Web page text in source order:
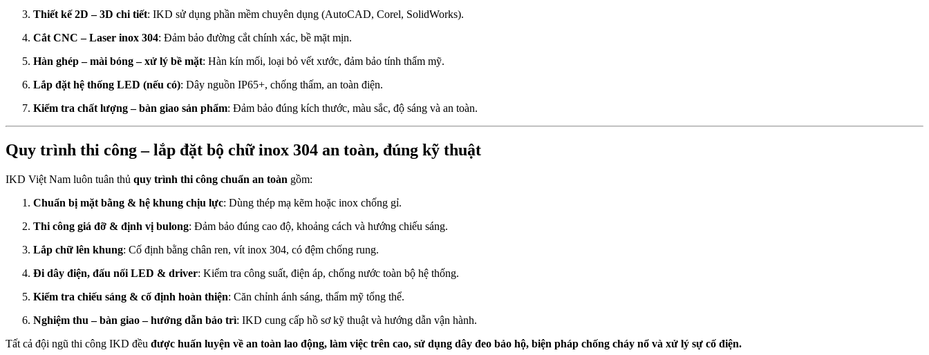
Thiết kế 2D – 3D chi tiết: IKD sử dụng phần mềm chuyên dụng (AutoCAD, Corel, SolidWorks).
Cắt CNC – Laser inox 304: Đảm bảo đường cắt chính xác, bề mặt mịn.
Hàn ghép – mài bóng – xử lý bề mặt: Hàn kín mối, loại bỏ vết xước, đảm bảo tính thẩm mỹ.
Lắp đặt hệ thống LED (nếu có): Dây nguồn IP65+, chống thấm, an toàn điện.
Kiểm tra chất lượng – bàn giao sản phẩm: Đảm bảo đúng kích thước, màu sắc, độ sáng và an toàn.
Quy trình thi công – lắp đặt bộ chữ inox 304 an toàn, đúng kỹ thuật
IKD Việt Nam luôn tuân thủ quy trình thi công chuẩn an toàn gồm:
Chuẩn bị mặt bằng & hệ khung chịu lực: Dùng thép mạ kẽm hoặc inox chống gỉ.
Thi công giá đỡ & định vị bulong: Đảm bảo đúng cao độ, khoảng cách và hướng chiếu sáng.
Lắp chữ lên khung: Cố định bằng chân ren, vít inox 304, có đệm chống rung.
Đi dây điện, đấu nối LED & driver: Kiểm tra công suất, điện áp, chống nước toàn bộ hệ thống.
Kiểm tra chiếu sáng & cố định hoàn thiện: Căn chỉnh ánh sáng, thẩm mỹ tổng thể.
Nghiệm thu – bàn giao – hướng dẫn bảo trì: IKD cung cấp hồ sơ kỹ thuật và hướng dẫn vận hành.
Tất cả đội ngũ thi công IKD đều được huấn luyện về an toàn lao động, làm việc trên cao, sử dụng dây đeo bảo hộ, biện pháp chống cháy nổ và xử lý sự cố điện.